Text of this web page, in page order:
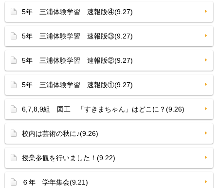
5年 三浦体験学習 速報版④(9.27)
5年 三浦体験学習 速報版③(9.27)
5年 三浦体験学習 速報版②(9.27)
5年 三浦体験学習 速報版①(9.27)
6,7,8,9組 図工 「すきまちゃん」はどこに？(9.26)
校内は芸術の秋に♪(9.26)
授業参観を行いました！(9.22)
６年 学年集会(9.21)